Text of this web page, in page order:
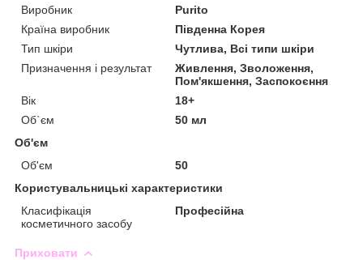
Виробник
Purito
Країна виробник
Південна Корея
Тип шкіри
Чутлива, Всі типи шкіри
Призначення і результат
Живлення, Зволоження,
Пом'якшення, Заспокоєння
Вік
18+
Об`єм
50 мл
Об'єм
Об'єм
50
Користувальницькі характеристики
Класифікація
косметичного засобу
Професійна
Приховати